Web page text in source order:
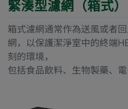
緊湊型濾網（箱式）
箱式濾網通常作為送風或者
網，以保護潔淨室中的終端
刻的環境，
包括食品飲料、生物製藥、電